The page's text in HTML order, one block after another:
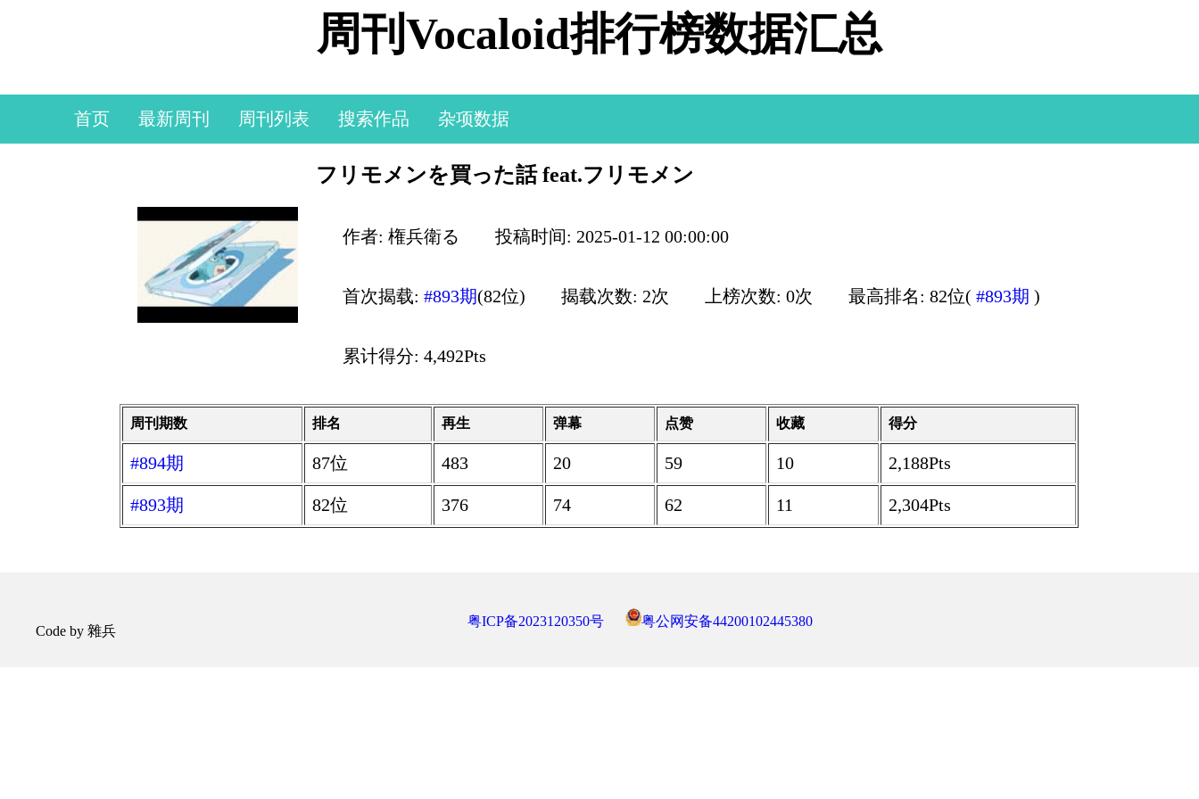
周刊Vocaloid排行榜数据汇总
首页 最新周刊 周刊列表 搜索作品 杂项数据
フリモメンを買った話 feat.フリモメン
作者: 権兵衛る 投稿时间: 2025-01-12 00:00:00
首次揭载:#893期(82位) 揭载次数: 2次 上榜次数: 0次 最高排名: 82位(#893期 )
累计得分: 4,492Pts
周刊期数 排名 再生 弹幕 点赞 收藏 得分
#894期 87位 483 20 59 10 2,188Pts
#893期 82位 376 74 62 11 2,304Pts
Code by 雜兵
粤ICP备2023120350号 粤公网安备44200102445380